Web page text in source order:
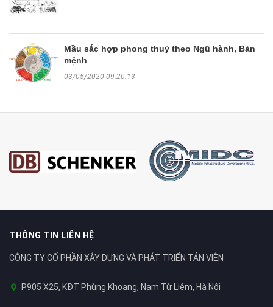
Mầu sắc hợp phong thuỷ theo Ngũ hành, Bản
mệnh
03/05/2020 09:20:13
THÔNG TIN LIÊN HỆ
CÔNG TY CỔ PHẦN XÂY DỰNG VÀ PHÁT TRIỂN TẢN VIÊN
P905 X25, KĐT Phùng Khoang, Nam Từ Liêm, Hà Nội